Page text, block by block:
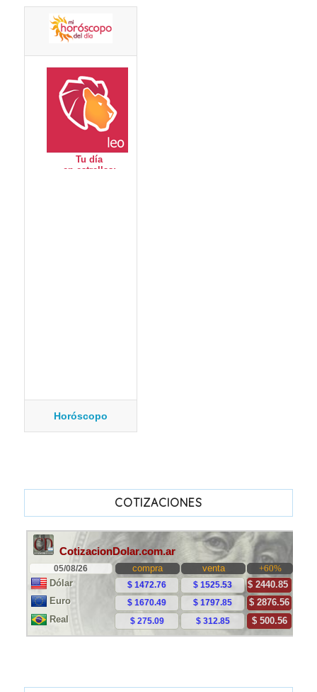
Horóscopo
COTIZACIONES